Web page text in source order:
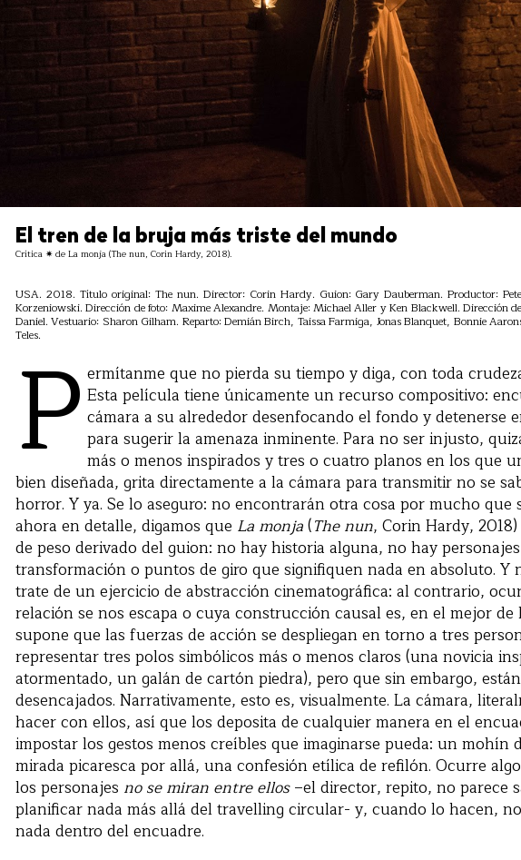
El tren de la bruja más triste del mundo
Crítica ✷ de La monja (The nun, Corin Hardy, 2018).
USA. 2018. Título original: The nun. Director: Corin Hardy. Guion: Gary Dauberman. Productor:
Korzeniowski. Dirección de foto: Maxime Alexandre. Montaje: Michael Aller y Ken Blackwell. Dirección
Daniel. Vestuario: Sharon Gilham. Reparto: Demián Birch, Taissa Farmiga, Jonas Blanquet, Bonnie
Teles.
P ermítanme que no pierda su tiempo y diga, con toda
Esta película tiene únicamente un recurso compositivo:
cámara a su alrededor desenfocando el fondo y detenerse
para sugerir la amenaza inminente. Para no ser injusto,
más o menos inspirados y tres o cuatro planos en los que
bien diseñada, grita directamente a la cámara para transmitir no se
horror. Y ya. Se lo aseguro: no encontrarán otra cosa por mucho que
ahora en detalle, digamos que La monja(The nun, Corin Hardy,
de peso derivado del guion: no hay historia alguna, no hay
transformación o puntos de giro que signifiquen nada en absoluto. Y
trate de un ejercicio de abstracción cinematográfica: al contrario,
relación se nos escapa o cuya construcción causal es, en el mejor de
supone que las fuerzas de acción se despliegan en torno a tres
representar tres polos simbólicos más o menos claros (una novicia
atormentado, un galán de cartón piedra), pero que sin embargo,
desencajados. Narrativamente, esto es, visualmente. La cámara,
hacer con ellos, así que los deposita de cualquier manera en el
impostar los gestos menos creíbles que imaginarse pueda: un mohín
mirada picaresca por allá, una confesión etílica de refilón. Ocurre
los personajes no se miran entre ellos–el director, repito, no parece
planificar nada más allá del travelling circular- y, cuando lo hacen,
nada dentro del encuadre.